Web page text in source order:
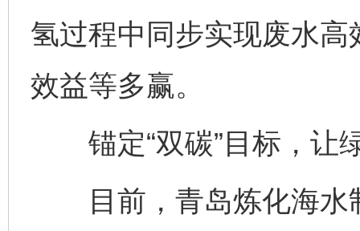
氢过程中同步实现废水
效益等多赢。
锚定“双碳”目标，让
目前，青岛炼化海水